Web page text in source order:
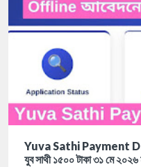
Yuva Sathi Payment
যুব সাথী ১৫০০ টাকা ৩১ মে